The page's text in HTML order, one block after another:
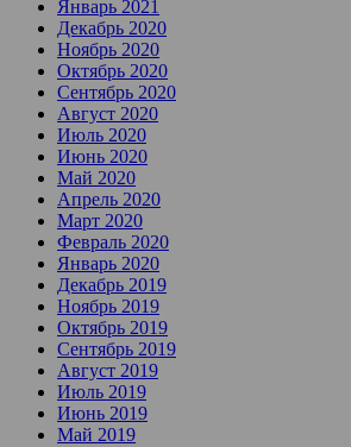
Январь 2021
Декабрь 2020
Ноябрь 2020
Октябрь 2020
Сентябрь 2020
Август 2020
Июль 2020
Июнь 2020
Май 2020
Апрель 2020
Март 2020
Февраль 2020
Январь 2020
Декабрь 2019
Ноябрь 2019
Октябрь 2019
Сентябрь 2019
Август 2019
Июль 2019
Июнь 2019
Май 2019